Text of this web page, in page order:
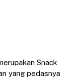
Snack
yang pedasnya